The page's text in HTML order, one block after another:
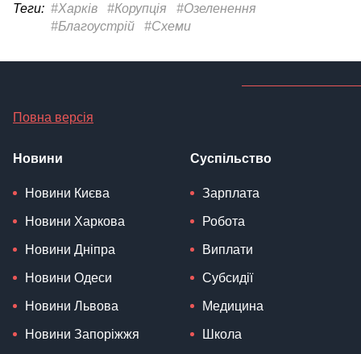
Теги: #Харків #Корупція
#Озеленення
#Благоустрій
#Схеми
Повна версія
Новини
Новини Києва
Новини Харкова
Новини Дніпра
Новини Одеси
Новини Львова
Новини Запоріжжя
Суспільство
Зарплата
Робота
Виплати
Субсидії
Медицина
Школа